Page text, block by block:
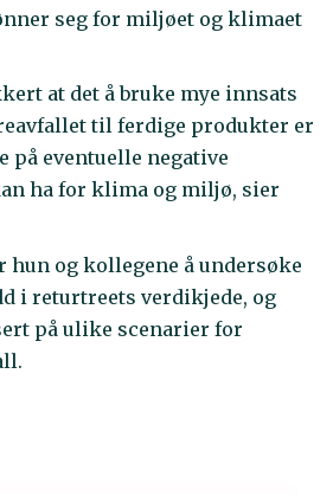
seg for miljøet og klimaet
at det å bruke mye innsats
til ferdige produkter er
på eventuelle negative
ha for klima og miljø, sier
hun og kollegene å undersøke
i returtreets verdikjede, og
på ulike scenarier for